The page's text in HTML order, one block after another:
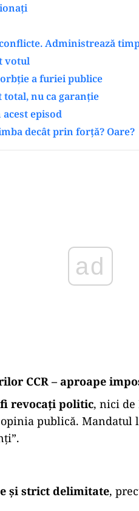
Administrează
votul
a furiei publice
total, nu ca garanție
acest episod
decât prin forță? Oare?
CCR – aproape
revocați politic, nici de
publică. Mandatul
și strict delimitate,